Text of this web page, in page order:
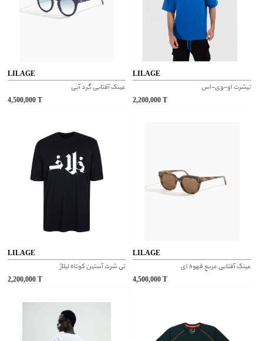
LILAGE
عینک آفتابی گرد آبی
4,500,000
LILAGE
تیشرت او-وی-اس
2,200,000
LILAGE
تی شرت آستین کوتاه لیلاژ
2,200,000
LILAGE
عینک آفتابی مربع قهوه ای
4,500,000